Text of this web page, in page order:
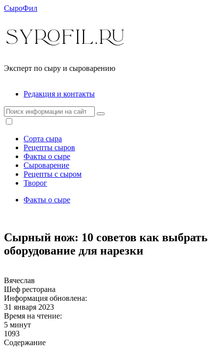
СыроФил
Эксперт по сыру и сыроварению
Редакция и контакты
Сорта сыра
Рецепты сыров
Факты о сыре
Сыроварение
Рецепты с сыром
Творог
Факты о сыре
Сырный нож: 10 советов как выбрать
оборудование для нарезки
Вячеслав
Шеф ресторана
Информация обновлена:
31 января 2023
Время на чтение:
5 минут
1093
Содержание